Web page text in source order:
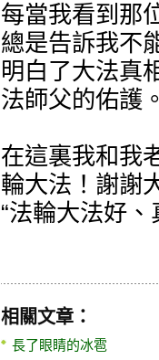
每當我看到那
總是告訴我不
明白了大法真
法師父的佑護
在這裏我和我
輪大法！謝謝
“法輪大法好
相關文章：
長了眼睛的冰雹